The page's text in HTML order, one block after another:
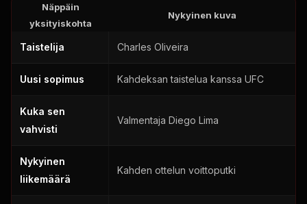
Näppäin
yksityiskohta
Nykyinen kuva
Taistelija Charles Oliveira
Uusi sopimus Kahdeksan taistelua kanssa UFC
Kuka sen
vahvisti
Valmentaja Diego Lima
Nykyinen
liikemäärä
Kahden ottelun voittoputki